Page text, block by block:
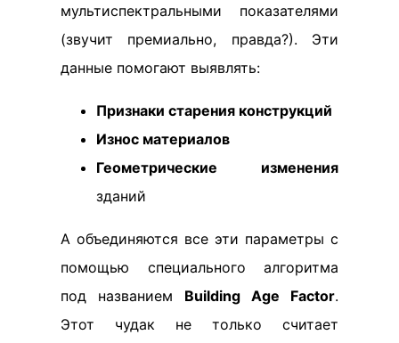
мультиспектральными показателями
(звучит премиально, правда?). Эти
данные помогают выявлять:
Признаки старения конструкций
Износ материалов
Геометрические изменения
зданий
А объединяются все эти параметры с
помощью специального алгоритма
под названием Building Age Factor.
Этот чудак не только считает